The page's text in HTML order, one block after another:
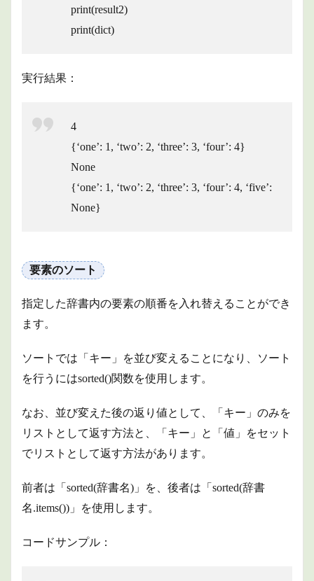
print(result2)
print(dict)
実行結果：
4
{‘one’: 1, ‘two’: 2, ‘three’: 3, ‘four’: 4}
None
{‘one’: 1, ‘two’: 2, ‘three’: 3, ‘four’: 4, ‘five’:
None}
要素のソート
指定した辞書内の要素の順番を入れ替えることができ
ます。
ソートでは「キー」を並び変えることになり、ソート
を行うにはsorted()関数を使用します。
なお、並び変えた後の返り値として、「キー」のみを
リストとして返す方法と、「キー」と「値」をセット
でリストとして返す方法があります。
前者は「sorted(辞書名)」を、後者は「sorted(辞書
名.items())」を使用します。
コードサンプル：